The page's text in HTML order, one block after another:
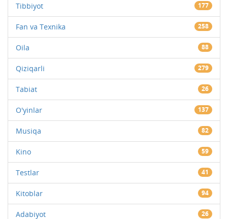
Tibbiyot 177
Fan va Texnika 258
Oila 88
Qiziqarli 279
Tabiat 26
O'yinlar 137
Musiqa 82
Kino 59
Testlar 41
Kitoblar 94
Adabiyot 26